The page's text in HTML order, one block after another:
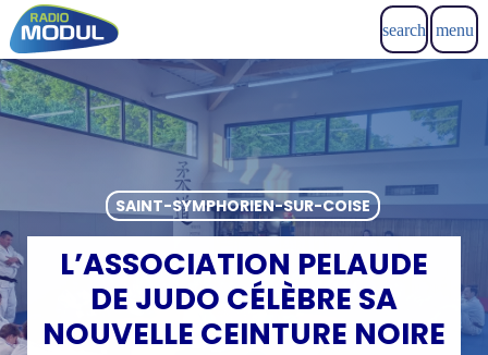
search menu
SAINT-SYMPHORIEN-SUR-COISE
L’ASSOCIATION PELAUDE
DE JUDO CÉLÈBRE SA
NOUVELLE CEINTURE NOIRE